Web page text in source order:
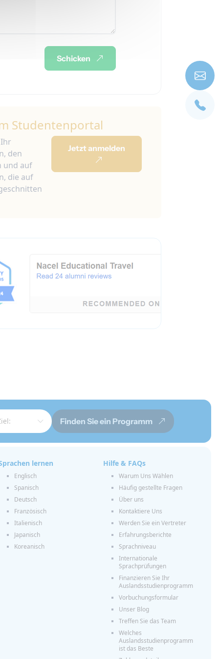
Schicken
Studentenportal
den
und auf
die auf
Jetzt anmelden
Finden Sie ein Programm
lernen
Englisch
Spanisch
Deutsch
Französisch
Italienisch
Japanisch
Koreanisch
Hilfe & FAQs
Warum Uns Wählen
Häufig gestellte Fragen
Über uns
Kontaktiere Uns
Werden Sie ein Vertreter
Erfahrungsberichte
Sprachniveau
Internationale
Sprachprüfungen
Finanzieren Sie Ihr
Auslandsstudienprogramm
Vorbuchungsformular
Unser Blog
Treffen Sie das Team
Welches
Auslandsstudienprogramm
ist das Beste